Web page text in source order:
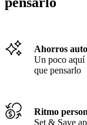
Ahorros
Un poco aquí
que pensarlo
Ritmo
Set & Save